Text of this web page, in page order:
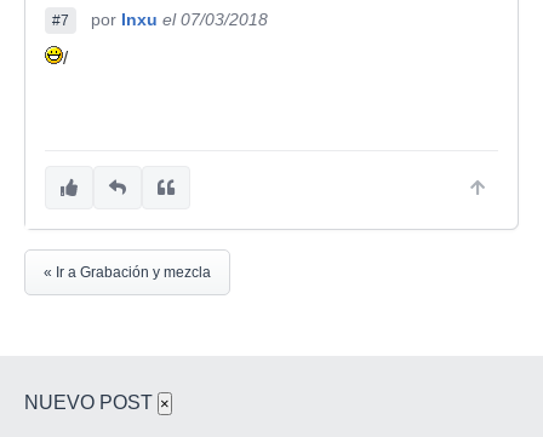
#7 por Inxu el 07/03/2018
/
« Ir a Grabación y mezcla
NUEVO POST ×